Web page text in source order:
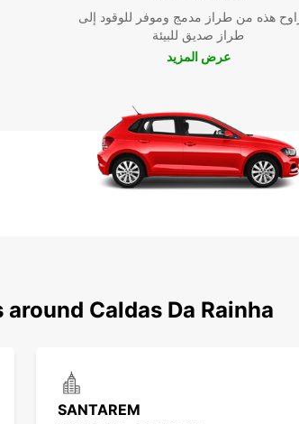
هذه من طراز مدمج وموفر للوقود إلى
طراز صديق للبيئة
عرض المزيد
Caldas Da Rainha
SANTAREM